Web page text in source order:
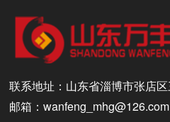
联系地址：山东省淄博市张店
邮箱：wanfeng_mhg@126.com